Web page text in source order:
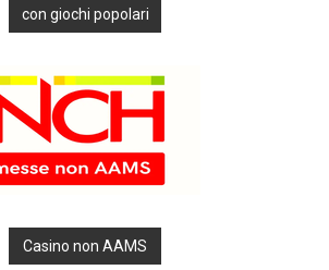
con giochi popolari
Casino non AAMS